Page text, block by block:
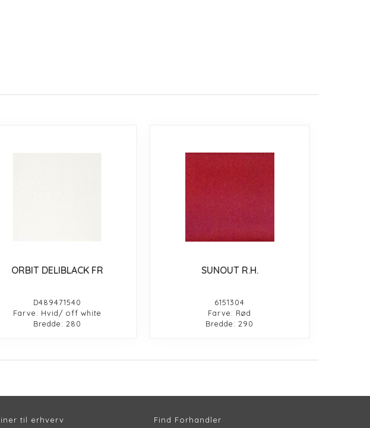
ORBIT DELIBLACK FR
D489471540
Farve: Hvid/ off white
Bredde: 280
SUNOUT R.H.
6151304
Farve: Rød
Bredde: 290
til erhverv Find Forhandler